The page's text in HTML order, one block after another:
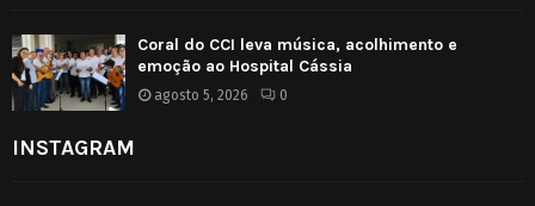
Coral do CCI leva música, acolhimento e
emoção ao Hospital Cássia
agosto 5, 2026 0
INSTAGRAM